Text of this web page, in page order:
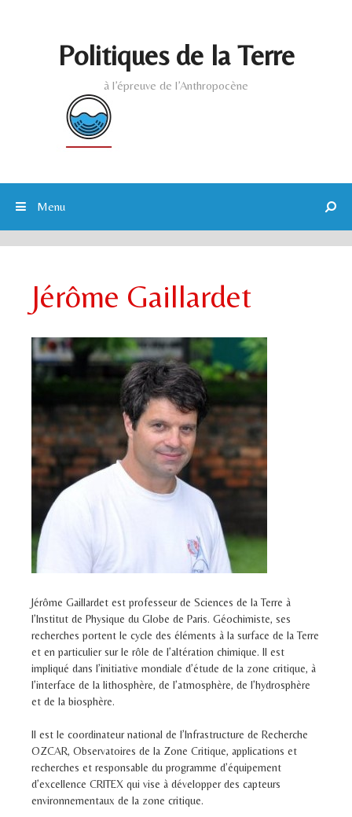
Politiques de la Terre
à l’épreuve de l’Anthropocène
Menu
Jérôme Gaillardet
Jérôme Gaillardet est professeur de Sciences de la Terre à
l’Institut de Physique du Globe de Paris. Géochimiste, ses
recherches portent le cycle des éléments à la surface de la Terre
et en particulier sur le rôle de l’altération chimique. Il est
impliqué dans l’initiative mondiale d’étude de la zone critique, à
l’interface de la lithosphère, de l’atmosphère, de l’hydrosphère
et de la biosphère.
Il est le coordinateur national de l’Infrastructure de Recherche
OZCAR, Observatoires de la Zone Critique, applications et
recherches et responsable du programme d’équipement
d’excellence CRITEX qui vise à développer des capteurs
environnementaux de la zone critique.